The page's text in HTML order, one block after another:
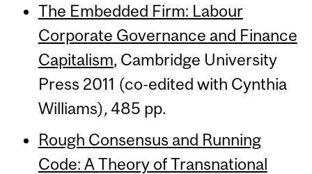
The Embedded Firm: Labour
Corporate Governance and Finance
Capitalism, Cambridge University
Press 2011 (co-edited with Cynthia
Williams), 485 pp.
Rough Consensus and Running
Code: A Theory of Transnational